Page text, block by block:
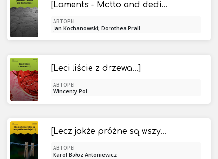
[Laments - Motto and dedication]
АВТОРЫ
Jan Kochanowski; Dorothea Prall
[Leci liście z drzewa...]
АВТОРЫ
Wincenty Pol
[Lecz jakże próżne są wszystkie nadzieje!...]
АВТОРЫ
Karol Bołoz Antoniewicz